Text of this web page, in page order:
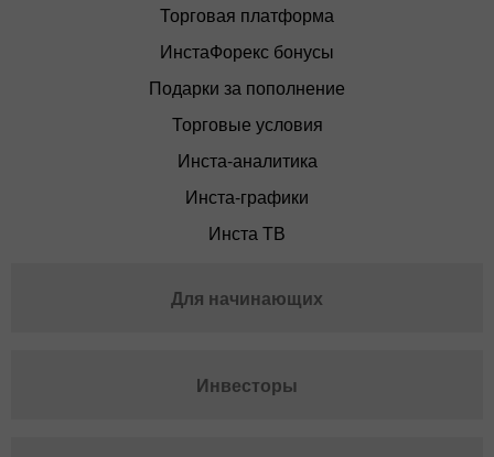
Торговая платформа
ИнстаФорекс бонусы
Подарки за пополнение
Торговые условия
Инста-аналитика
Инста-графики
Инста ТВ
Для начинающих
Инвесторы